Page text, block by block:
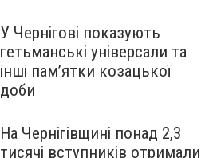
У Чернігові показують
гетьманські універсали та
інші пам’ятки козацької
доби
На Чернігівщині понад 2,3
тисячі вступників отримали